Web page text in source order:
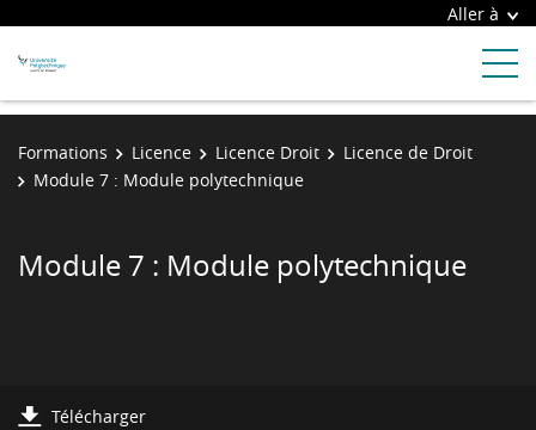
Aller à
Formations Licence Licence Droit
Licence de Droit
Module 7 : Module polytechnique
Module 7 : Module polytechnique
Télécharger